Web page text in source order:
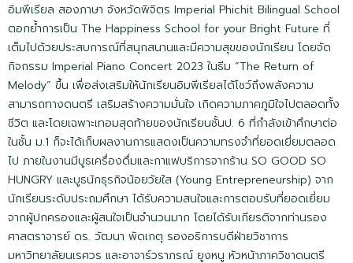
อิมพีเรียล สองภาษา จังหวัดพิจิตร Imperial Phichit Bilingual School
ตอกย้ำการเป็น The Happiness School for your Bright Future ที่
เต็มไปด้วยประสบการณ์ที่สนุกสนานและมีความสุขของนักเรียน โดยจัด
กิจกรรม Imperial Piano Concert 2023 ในธีม “The Return of
Melody” ขึ้น เพื่อส่งเสริมให้นักเรียนอิมพีเรียลได้โชว์ถึงพลังความ
สามารถทางดนตรี เสริมสร้างความมั่นใจ เกิดความภาคภูมิใจไปตลอดทั้ง
ชีวิต และโดยเฉพาะเทอมสุดท้ายของนักเรียนชั้นป. 6 ที่กำลังเข้าศึกษาต่อ
ในชั้น ม.1 ก็จะได้เก็บผลงานการแสดงเป็นความทรงจำที่ยอดเยี่ยมตลอด
ไป ภายในงานมีบูธเครื่องดื่มและกาแฟบริการจากร้าน SO GOOD SO
HUNGRY และบูธนักธุรกิจน้อยวัยใส (Young Entrepreneurship) จาก
นักเรียนระดับประถมศึกษา ได้รับความสนใจและการตอบรับที่ยอดเยี่ยม
จากผู้ปกครองและผู้สนใจเป็นจำนวนมาก โดยได้รับเกียรติจากท่านรอง
ศาสตราจารย์ ดร. วัฒนา พัดเกตุ รองอธิการบดีฝ่ายวิชาการ
มหาวิทยาลัยนเรศวร และอาจาร์วราภรณ์ ยูงหนู หัวหน้าภาควิชาดนตรี